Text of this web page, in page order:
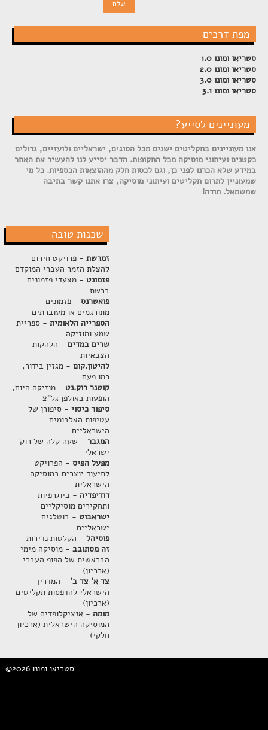
מפת דרכים
סטריאו ומונו 1.0
סטריאו ומונו 2.0
סטריאו ומונו 3.0
סטריאו ומונו 3.1
מעוניינים לסייע?
אנו מעוניינים בתקליטים ישנים מכל הסוגים, ישראליים ולועזיים, גדולים
כקטנים ועיתוני מוסיקה מכל התקופות. הדבר יסייע לנו להעשיר את האתר
במידע שלא הכרנו לפני כן, וגם לכסות חלק מההוצאות הכספיות. כל מי
שמעוניין לתרום תקליטים ועיתוני מוסיקה, צרו אתנו קשר בתיבה
שמשמאל. תודה!
שכנות טובה
זמרשת- פרויקט חירום
להצלת הזמר העברי המוקדם
פזמונט - מצעדי פזמונים
ברשת
פואטרנס- פזמונים
מתורגמים או מעוברתים
הספרייה הלאומית- ספריית
שמע ומוזיקה
שרים במדים- הלהקות
הצבאיות
להיטון.קום- מגזין בידור,
כמו פעם
קוטנר רוק.נט - מוזיקה היום,
הופעות באולפן גל"צ
סיפור כיסוי- סיפורן של
עטיפות האלבומים
הישראליים
המגבר- שעה קלה של רוק
ישראלי
מפעל הפיס- הפרויקט
לתיעוד יוצרים במוסיקה
הישראלית
דודיפדיה - ביוגרפיות
ותחקירים מוסיקליים
ישראבוט - בוטלגים
ישראליים
פוסיהל- הקלטות נדירות
זה מסתובב- מוסיקה מימי
הבראשית של הפופ העברי
(ארכיון)
צד א' צד ב'- המדריך
הישראלי להדפסות תקליטים
(ארכיון)
מומה - אנציקלופדיה של
המוסיקה הישראלית (ארכיון
חלקי)
©2026 סטריאו ומונו